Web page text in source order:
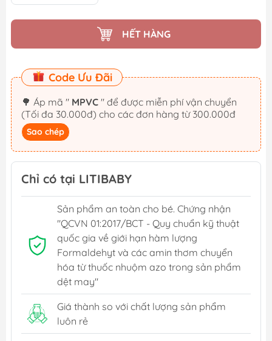
HẾT HÀNG
Code Ưu Đãi
🌳 Áp mã " MPVC " để được miễn phí vận chuyển
(Tối đa 30.000đ) cho các đơn hàng từ 300.000đ
Sao chép
Chỉ có tại LITIBABY
Sản phẩm an toàn cho bé. Chứng nhận
"QCVN 01:2017/BCT - Quy chuẩn kỹ thuật
quốc gia về giới hạn hàm lượng
Formaldehyt và các amin thơm chuyển
hóa từ thuốc nhuộm azo trong sản phẩm
dệt may"
Giá thành so với chất lượng sản phẩm
luôn rẻ